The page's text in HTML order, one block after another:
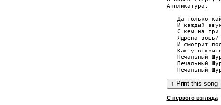
Аппликатура.
Да только
И каждый
С кем на три
   Ядрена вошь?
И смотрит
Как у
Печальный
Печальный
С первого взгляда